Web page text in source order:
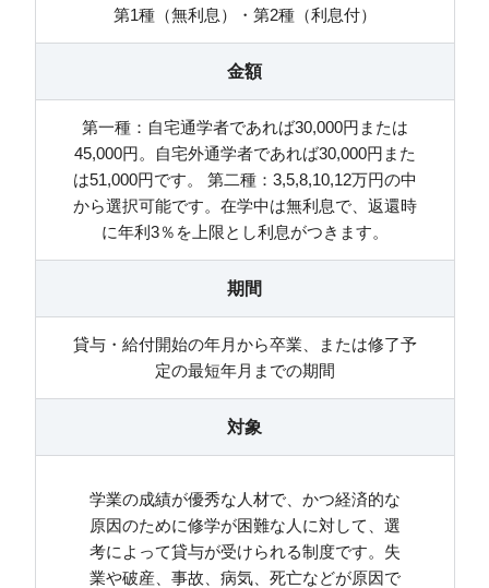
第1種（無利息）・第2種（利息付）
金額
第一種：自宅通学者であれば30,000円または
45,000円。自宅外通学者であれば30,000円また
は51,000円です。 第二種：3,5,8,10,12万円の中
から選択可能です。在学中は無利息で、返還時
に年利3％を上限とし利息がつきます。
期間
貸与・給付開始の年月から卒業、または修了予
定の最短年月までの期間
対象
学業の成績が優秀な人材で、かつ経済的な
原因のために修学が困難な人に対して、選
考によって貸与が受けられる制度です。失
業や破産、事故、病気、死亡などが原因で